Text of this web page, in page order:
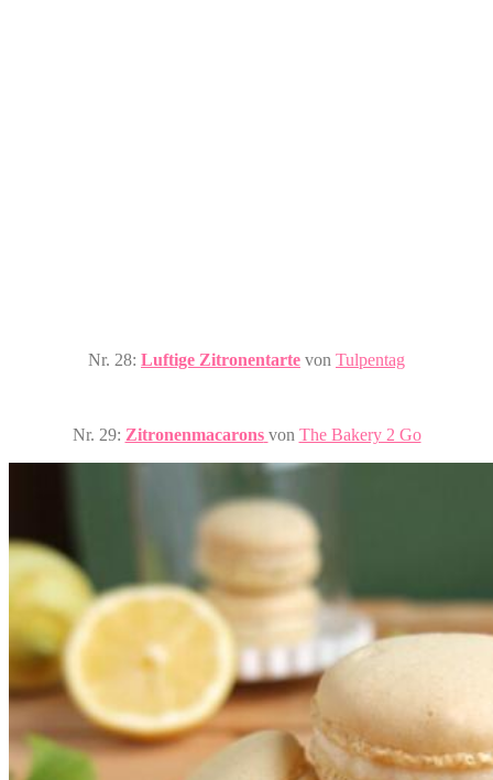
Nr. 28: Luftige Zitronentarte von Tulpentag
Nr. 29: Zitronenmacarons von The Bakery 2 Go